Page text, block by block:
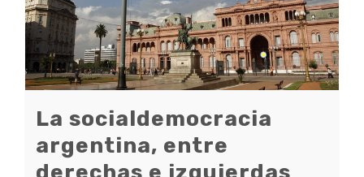
La socialdemocracia
argentina, entre